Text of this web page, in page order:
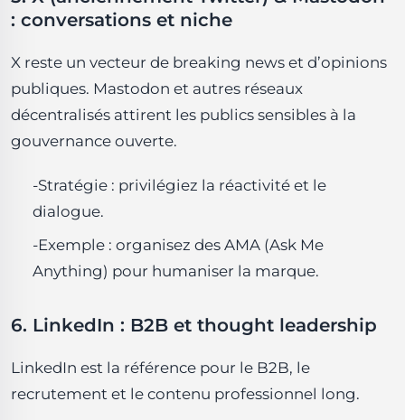
: conversations et niche
X reste un vecteur de breaking news et d’opinions
publiques. Mastodon et autres réseaux
décentralisés attirent les publics sensibles à la
gouvernance ouverte.
-Stratégie : privilégiez la réactivité et le
dialogue.
-Exemple : organisez des AMA (Ask Me
Anything) pour humaniser la marque.
6. LinkedIn : B2B et thought leadership
LinkedIn est la référence pour le B2B, le
recrutement et le contenu professionnel long.